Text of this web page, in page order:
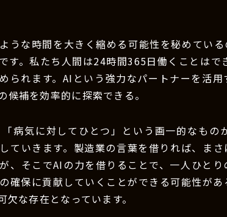
うな時間を大きく縮める可能性を秘めてい
す。私たち人間は24時間365日働くことは
られます。AIという強力なパートナーを活
補を効率的に探索できる。
病気に対してひとつ」という画一的なもの
ていきます。製造業の言葉を借りれば、ま
、そこでAIの力を借りることで、一人ひと
確保に貢献していくことができる可能性が
な存在となっています。